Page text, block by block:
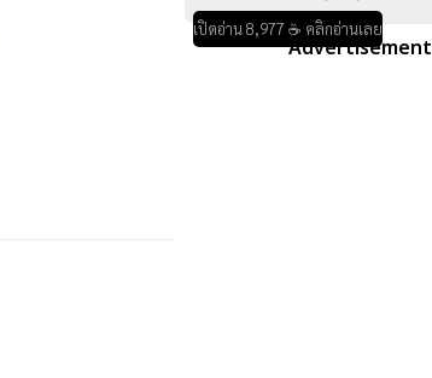
เปิดอ่าน 8,977 ☕ คลิกอ่านเลย
Advertisement